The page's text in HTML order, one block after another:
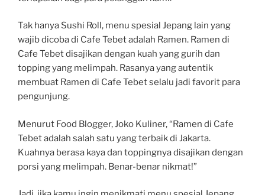
Tak hanya Sushi Roll, menu spesial Jepang lain yang
wajib dicoba di Cafe Tebet adalah Ramen. Ramen di
Cafe Tebet disajikan dengan kuah yang gurih dan
topping yang melimpah. Rasanya yang autentik
membuat Ramen di Cafe Tebet selalu jadi favorit para
pengunjung.
Menurut Food Blogger, Joko Kuliner, “Ramen di Cafe
Tebet adalah salah satu yang terbaik di Jakarta.
Kuahnya berasa kaya dan toppingnya disajikan dengan
porsi yang melimpah. Benar-benar nikmat!”